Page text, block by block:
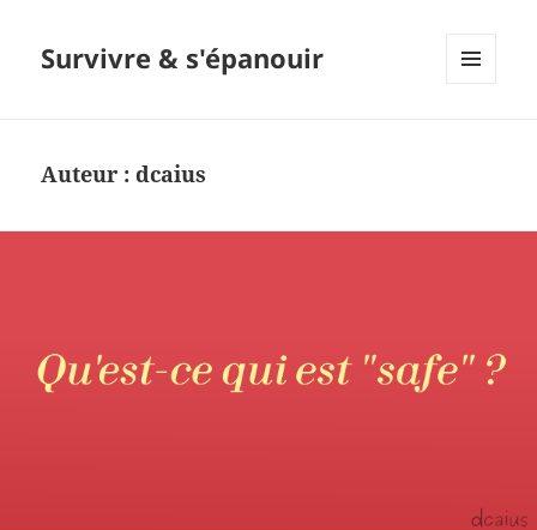
Survivre & s'épanouir
Auteur :dcaius